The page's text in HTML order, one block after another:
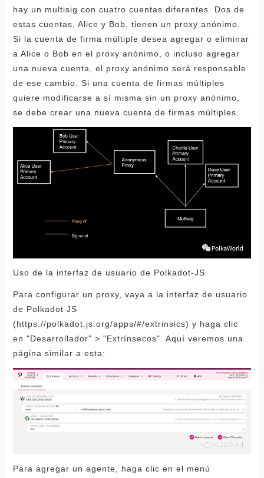
hay un multisig con cuatro cuentas diferentes. Dos de
estas cuentas, Alice y Bob, tienen un proxy anónimo.
Si la cuenta de firma múltiple desea agregar o eliminar
a Alice o Bob en el proxy anónimo, o incluso agregar
una nueva cuenta, el proxy anónimo será responsable
de ese cambio. Si una cuenta de firmas múltiples
quiere modificarse a sí misma sin un proxy anónimo,
se debe crear una nueva cuenta de firmas múltiples.
Uso de la interfaz de usuario de Polkadot-JS
Para configurar un proxy, vaya a la interfaz de usuario
de Polkadot JS
(https://polkadot.js.org/apps/#/extrinsics) y haga clic
en "Desarrollador" > "Extrínsecos". Aquí veremos una
página similar a esta:
Para agregar un agente, haga clic en el menú